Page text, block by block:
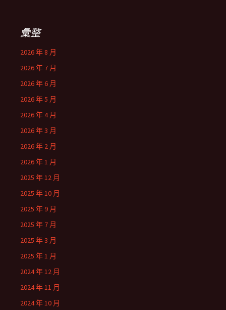
彙整
2026 年 8 月
2026 年 7 月
2026 年 6 月
2026 年 5 月
2026 年 4 月
2026 年 3 月
2026 年 2 月
2026 年 1 月
2025 年 12 月
2025 年 10 月
2025 年 9 月
2025 年 7 月
2025 年 3 月
2025 年 1 月
2024 年 12 月
2024 年 11 月
2024 年 10 月